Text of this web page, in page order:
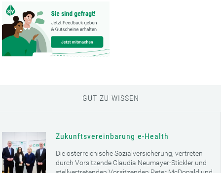
GUT ZU WISSEN
Zukunftsvereinbarung e-Health
Die österreichische Sozialversicherung, vertreten
durch Vorsitzende Claudia Neumayer-Stickler und